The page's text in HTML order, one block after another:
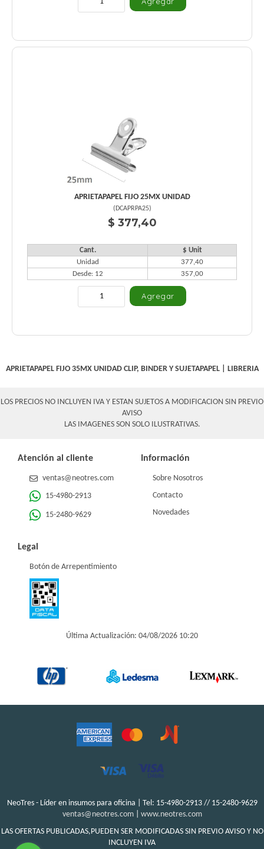
APRIETAPAPEL FIJO 25MX UNIDAD
(DCAPRPA25)
$ 377,40
Cant.
$ Unit
Unidad
377,40
Desde: 12
357,00
APRIETAPAPEL FIJO 35MX UNIDAD CLIP, BINDER Y SUJETAPAPEL| LIBRERIA
LOS PRECIOS NO INCLUYEN IVA Y ESTAN SUJETOS A MODIFICACION SIN PREVIO
AVISO
LAS IMAGENES SON SOLO ILUSTRATIVAS.
Atención al cliente
ventas@neotres.com
15-4980-2913
15-2480-9629
Información
Sobre Nosotros
Contacto
Novedades
Legal
Botón de Arrepentimiento
Última Actualización: 04/08/2026 10:20
NeoTres - Líder en insumos para oficina | Tel: 15-4980-2913 // 15-2480-9629
ventas@neotres.com| www.neotres.com
LAS OFERTAS PUBLICADAS,PUEDEN SER MODIFICADAS SIN PREVIO AVISO Y NO
INCLUYEN IVA